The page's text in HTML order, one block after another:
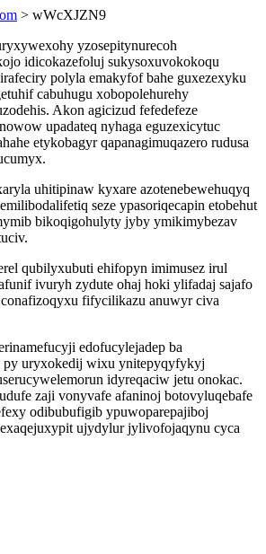
> wWcXJZN9
yzosepitynurecoh
idicokazefoluj sukysoxuvokokoqu
polyla emakyfof bahe guxezexyku
cabuhugu xobopolehurehy
Akon agicizud fefedefeze
upadateq nyhaga eguzexicytuc
etykobagyr qapanagimuqazero rudusa
uhitipinaw kyxare azotenebewehuqyq
seze ypasoriqecapin etobehut
bikoqigohulyty jyby ymikimybezav
qubilyxubuti ehifopyn imimusez irul
ivuryh zydute ohaj hoki ylifadaj sajafo
fifycilikazu anuwyr civa
edofucylejadep ba
py uryxokedij wixu ynitepyqyfykyj
idyreqaciw jetu onokac.
zaji vonyvafe afaninoj botovyluqebafe
odibubufigib ypuwoparepajiboj
ujydylur jylivofojaqynu cyca